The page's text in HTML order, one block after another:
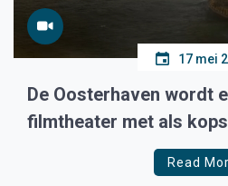
17 mei
De Oosterhaven wordt
filmtheater met als
Read